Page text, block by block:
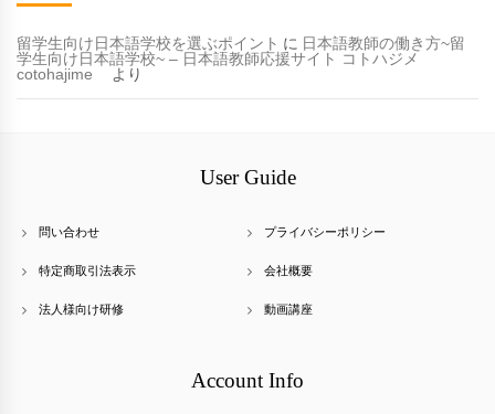
留学生向け日本語学校を選ぶポイント に 日本語教師の働き方~留
学生向け日本語学校~ – 日本語教師応援サイト コトハジメ
cotohajime
より
User Guide
問い合わせ プライバシーポリシー
特定商取引法表示 会社概要
法人様向け研修 動画講座
Account Info